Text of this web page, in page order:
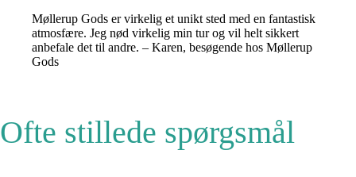
Møllerup Gods er virkelig et unikt sted med en fantastisk
atmosfære. Jeg nød virkelig min tur og vil helt sikkert
anbefale det til andre. – Karen, besøgende hos Møllerup
Gods
Ofte stillede spørgsmål